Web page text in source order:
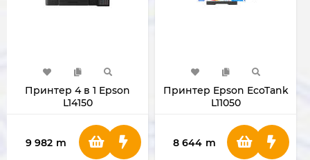
Принтер 4 в 1 Epson
L14150
9 982 m
Принтер Epson EcoTank
L11050
8 644 m